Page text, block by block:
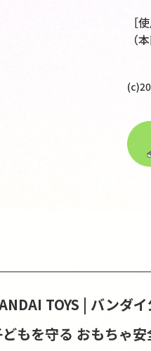
［
（
TOYS | バンダ
もを守る おもちゃ